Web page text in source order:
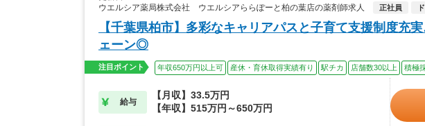
ウエルシア薬局株式会社 ウエルシアららぽーと柏の葉店の薬剤師求人
正社員
【千葉県柏市】多彩なキャリアパスと子育て支援制度充
ェーン◎
注目ポイント 年収650万円以上可 産休・育休取得実績有り 駅チカ 店舗数30以上 積極
給与
【月収】33.5万円
【年収】515万円～650万円